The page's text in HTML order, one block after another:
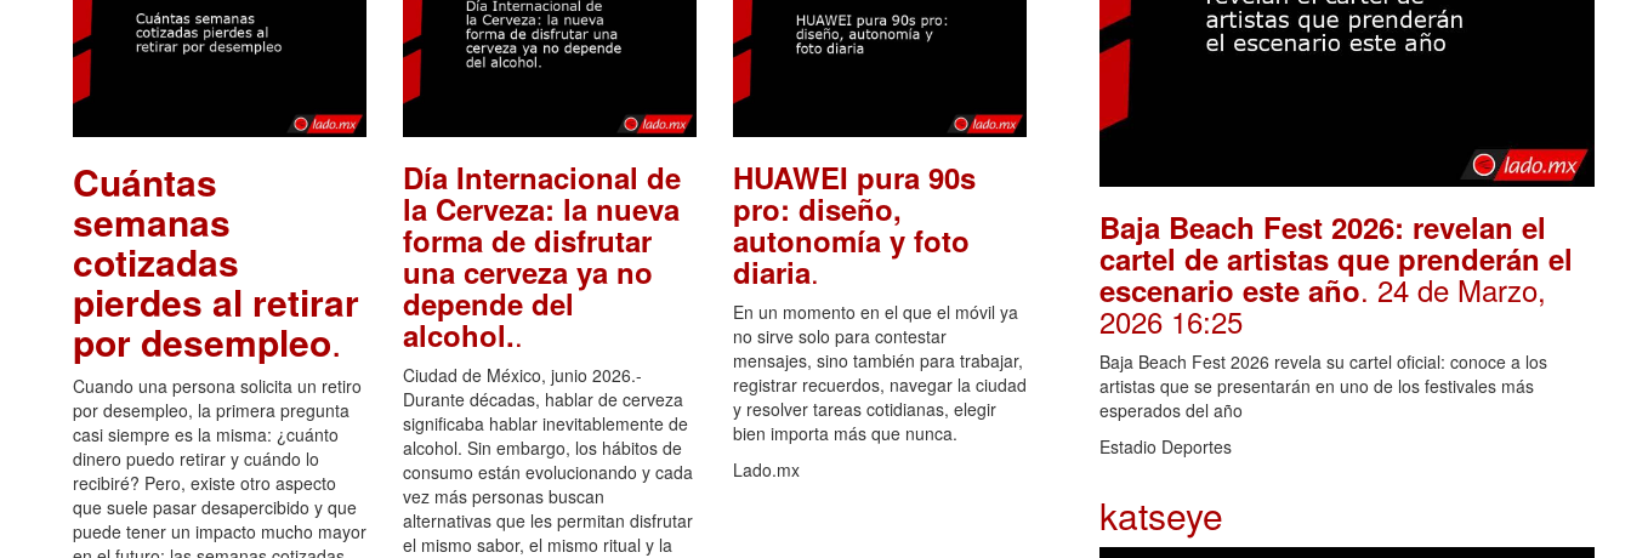
Cuántas
semanas
cotizadas
pierdes al retirar
por desempleo.
Cuando una persona solicita un retiro
por desempleo, la primera pregunta
casi siempre es la misma: ¿cuánto
dinero puedo retirar y cuándo lo
recibiré? Pero, existe otro aspecto
que suele pasar desapercibido y que
puede tener un impacto mucho mayor
Día Internacional de
la Cerveza: la nueva
forma de disfrutar
una cerveza ya no
depende del
alcohol..
Ciudad de México, junio 2026.-
Durante décadas, hablar de cerveza
significaba hablar inevitablemente de
alcohol. Sin embargo, los hábitos de
consumo están evolucionando y cada
vez más personas buscan
alternativas que les permitan disfrutar
el mismo sabor, el mismo ritual y la
HUAWEI pura 90s
pro: diseño,
autonomía y foto
diaria.
En un momento en el que el móvil ya
no sirve solo para contestar
mensajes, sino también para trabajar,
registrar recuerdos, navegar la ciudad
y resolver tareas cotidianas, elegir
bien importa más que nunca.
Lado.mx
Baja Beach Fest 2026: revelan el
cartel de artistas que prenderán el
escenario este año. 24 de Marzo,
2026 16:25
Baja Beach Fest 2026 revela su cartel oficial: conoce a los
artistas que se presentarán en uno de los festivales más
esperados del año
Estadio Deportes
katseye